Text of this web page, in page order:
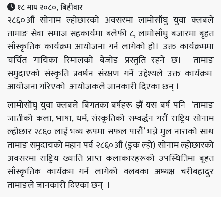
१८ माघ २०८०, बिहीबार
२८६०औं सोनाम ल्होछारको अवसरमा लामोसाँघु युवा क्लबले
तामाङ सेवा समाज सहकार्यमा बलेफी ८, लामोसाँघु बजारमा बृहत
साँस्कृतिक कार्यक्रम आयोजना गर्न लागेको हो। उक्त कार्यक्रममा
चर्चित गायिका रिमालको बेजोड प्रस्तुति रहने छ। तामाङ
समुदाएको संस्कृति प्रवर्धन संरक्षण गर्ने उद्देश्यले उक्त कार्यक्रम
आयोजना गरिएको आयोजकले जानकारी दिएका छन् ।
लामोसाँघु युवा क्लबले बिगतका बर्षहरू झैं यस बर्ष पनि ‘तामाङ
जातीको कला, भाषा, धर्म, संस्कृतिको सम्वर्द्धन गरौं राष्ट्रिय सोनाम
ल्होछार २८६० लाई भव्य रूपमा सफल पारौं’ भन्ने मुल नाराको साथ
तामाङ समुदायको महान पर्व २८६०औं (डुक ल्हो) सोनाम ल्होछारको
अवसरमा राष्ट्रिय ख्याति प्राप्त कलाकारहरूको उपस्थितिमा बृहत
साँस्कृतिक कार्यक्रम गर्न लागेको क्लबका अध्यक्ष चरीबहादुर
तामाङले जानकारी दिएका छन् ।